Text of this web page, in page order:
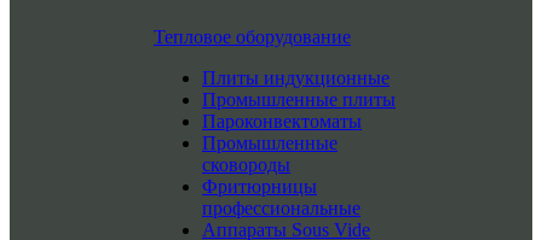
Тепловое оборудование
Плиты индукционные
Промышленные плиты
Пароконвектоматы
Промышленные
сковороды
Фритюрницы
профессиональные
Аппараты Sous Vide